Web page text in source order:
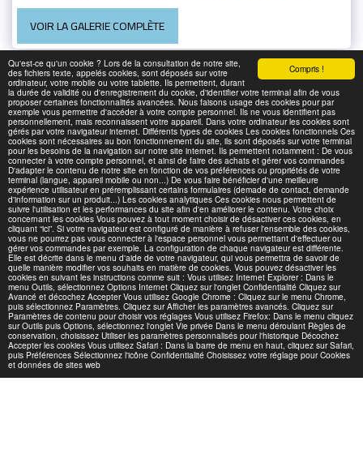
Compris !
Qu'est-ce qu'un cookie ? Lors de la consultation de notre site,
des fichiers texte, appelés cookies, sont déposés sur votre
ordinateur, votre mobile ou votre tablette. Ils permettent, durant
la durée de validité ou d'enregistrement du cookie, d'identifier votre terminal afin de vous
proposer certaines fonctionnalités avancées. Nous faisons usage des cookies pour par
exemple vous permettre d'accéder à votre compte personnel. Ils ne vous identifient pas
personnellement, mais reconnaissent votre appareil. Dans votre ordinateur les cookies sont
gérés par votre navigateur internet. Différents types de cookies Les cookies fonctionnels Ces
cookies sont nécessaires au bon fonctionnement du site, ils sont déposés sur votre terminal
pour les besoins de la navigation sur notre site internet. Ils permettent notamment : De vous
connecter à votre compte personnel, et ainsi de faire des achats et gérer vos commandes
D'adapter le contenu de notre site en fonction de vos préférences ou propriétés de votre
terminal (langue, appareil mobile ou non...) De vous faire bénéficier d'une meilleure
expérience utilisateur en préremplissant certains formulaires (demade de contact, demande
d'information sur un produit...) Les cookies analytiques Ces cookies nous permettent de
suivre l'utilisation et les performances du site afin d'en améliorer le contenu. Votre choix
concernant les cookies Vous pouvez à tout moment choisir de désactiver ces cookies, en
cliquant “ici”. Si votre navigateur est configuré de manière à refuser l'ensemble des cookies,
vous ne pourrez pas vous connecter à l'espace personnel vous permettant d'effectuer ou
gérer vos commandes par exemple. La configuration de chaque navigateur est différente.
Elle est décrite dans le menu d'aide de votre navigateur, qui vous permettra de savoir de
quelle manière modifier vos souhaits en matière de cookies. Vous pouvez désactiver les
cookies en suivant les instructions comme suit : Vous utilisez Internet Explorer : Dans le
menu Outils, sélectionnez Options Internet Cliquez sur l'onglet Confidentialité Cliquez sur
Avancé et décochez Accepter Vous utilisez Google Chrome : Cliquez sur le menu Chrome,
puis sélectionnez Paramètres. Cliquez sur Afficher les paramètres avancés. Cliquez sur
Paramètres de contenu pour choisir vos réglages Vous utilisez Firefox: Dans le menu cliquez
sur Outils puis Options, sélectionnez l'onglet Vie privée Dans le menu déroulant Règles de
conservation, choisissez Utiliser les paramètres personnalisés pour l'historique Décochez
Accepter les cookies Vous utilisez Safari : Dans la barre de menu en haut, cliquez sur Safari,
puis Préférences Sélectionnez l'icône Confidentialité Choisissez votre réglage pour Cookies
et données de sites web
VOIR LA GALERIE COMPLÈTE
Club avantages R.S.D
Droits d'auteur © 2026 Tous droits réservés
Conditions générales de vente|Politique de Confidentialité
ACCUEIL QUÉZACO LE CLUB AVANTAGES PLUS